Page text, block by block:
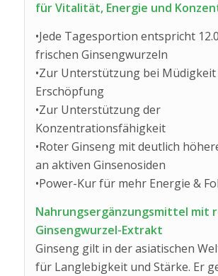
für Vitalität, Energie und
•Jede Tagesportion entspricht
frischen Ginsengwurzeln
•Zur Unterstützung bei Müdigkeit
Erschöpfung
•Zur Unterstützung der
Konzentrationsfähigkeit
•Roter Ginseng mit deutlich
an aktiven Ginsenosiden
•Power-Kur für mehr Energie &
Nahrungsergänzungsmittel mit
Ginsengwurzel-Extrakt
Ginseng gilt in der asiatischen
für Langlebigkeit und Stärke. Er